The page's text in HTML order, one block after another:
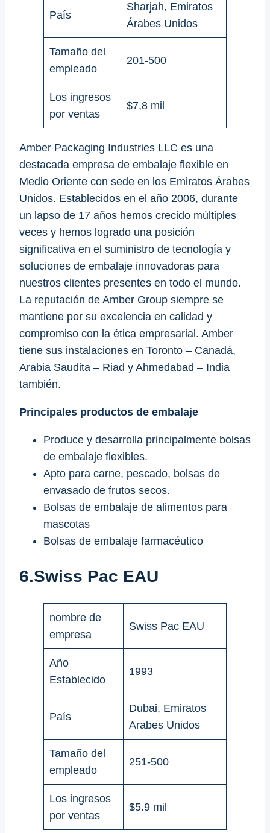
País
Sharjah, Emiratos
Árabes Unidos
Tamaño del
empleado
201-500
Los ingresos
por ventas
$7,8 mil
Amber Packaging Industries LLC es una
destacada empresa de embalaje flexible en
Medio Oriente con sede en los Emiratos Árabes
Unidos. Establecidos en el año 2006, durante
un lapso de 17 años hemos crecido múltiples
veces y hemos logrado una posición
significativa en el suministro de tecnología y
soluciones de embalaje innovadoras para
nuestros clientes presentes en todo el mundo.
La reputación de Amber Group siempre se
mantiene por su excelencia en calidad y
compromiso con la ética empresarial. Amber
tiene sus instalaciones en Toronto – Canadá,
Arabia Saudita – Riad y Ahmedabad – India
también.
Principales productos de embalaje
Produce y desarrolla principalmente bolsas
de embalaje flexibles.
Apto para carne, pescado, bolsas de
envasado de frutos secos.
Bolsas de embalaje de alimentos para
mascotas
Bolsas de embalaje farmacéutico
6.Swiss Pac EAU
nombre de
empresa
Swiss Pac EAU
Año
Establecido
1993
País
Dubai, Emiratos
Arabes Unidos
Tamaño del
empleado
251-500
Los ingresos
por ventas
$5.9 mil